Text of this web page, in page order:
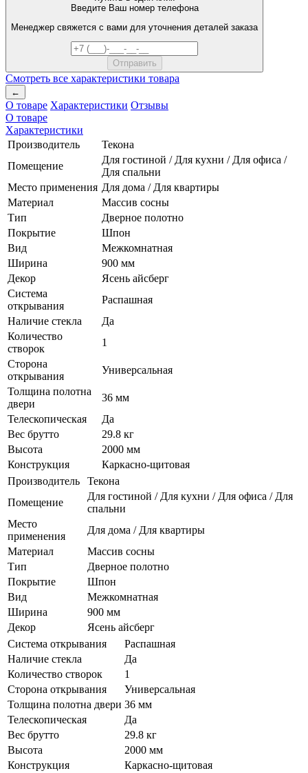
Введите Ваш номер телефона
Менеджер свяжется с вами для уточнения деталей заказа
Смотреть все характеристики товара
←
О товаре Характеристики Отзывы
О товаре
Характеристики
Производитель
Текона
Помещение
Для гостиной / Для кухни / Для офиса /
Для спальни
Место применения Для дома / Для квартиры
Материал
Массив сосны
Тип
Дверное полотно
Покрытие
Шпон
Вид
Межкомнатная
Ширина
900 мм
Декор
Ясень айсберг
Система
открывания
Распашная
Наличие стекла
Да
Количество
створок
1
Сторона
открывания
Универсальная
Толщина полотна
двери
36 мм
Телескопическая
Да
Вес брутто
29.8 кг
Высота
2000 мм
Конструкция
Каркасно-щитовая
Производитель
Текона
Помещение
Для гостиной / Для кухни / Для офиса / Для
спальни
Место
применения
Для дома / Для квартиры
Материал
Массив сосны
Тип
Дверное полотно
Покрытие
Шпон
Вид
Межкомнатная
Ширина
900 мм
Декор
Ясень айсберг
Система открывания
Распашная
Наличие стекла
Да
Количество створок
1
Сторона открывания
Универсальная
Толщина полотна двери 36 мм
Телескопическая
Да
Вес брутто
29.8 кг
Высота
2000 мм
Конструкция
Каркасно-щитовая